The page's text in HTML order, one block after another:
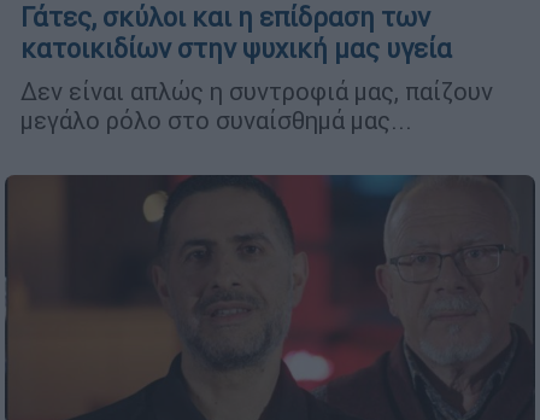
Γάτες, σκύλοι και η επίδραση των
κατοικιδίων στην ψυχική μας υγεία
Δεν είναι απλώς η συντροφιά μας, παίζουν
μεγάλο ρόλο στο συναίσθημά μας...